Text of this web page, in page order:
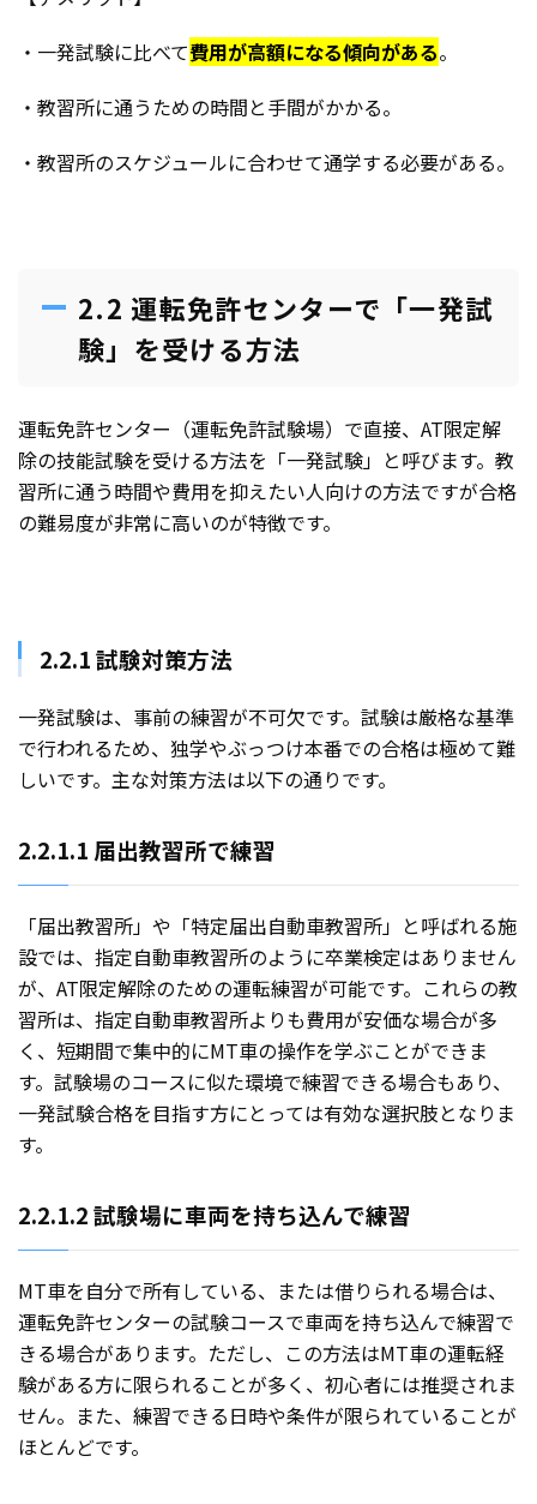
・一発試験に比べて費用が高額になる傾向がある。
・教習所に通うための時間と手間がかかる。
・教習所のスケジュールに合わせて通学する必要がある。
2.2 運転免許センターで「一発試
験」を受ける方法
運転免許センター（運転免許試験場）で直接、AT限定解
除の技能試験を受ける方法を「一発試験」と呼びます。教
習所に通う時間や費用を抑えたい人向けの方法ですが合格
の難易度が非常に高いのが特徴です。
2.2.1 試験対策方法
一発試験は、事前の練習が不可欠です。試験は厳格な基準
で行われるため、独学やぶっつけ本番での合格は極めて難
しいです。主な対策方法は以下の通りです。
2.2.1.1 届出教習所で練習
「届出教習所」や「特定届出自動車教習所」と呼ばれる施
設では、指定自動車教習所のように卒業検定はありません
が、AT限定解除のための運転練習が可能です。これらの教
習所は、指定自動車教習所よりも費用が安価な場合が多
く、短期間で集中的にMT車の操作を学ぶことができま
す。試験場のコースに似た環境で練習できる場合もあり、
一発試験合格を目指す方にとっては有効な選択肢となりま
す。
2.2.1.2 試験場に車両を持ち込んで練習
MT車を自分で所有している、または借りられる場合は、
運転免許センターの試験コースで車両を持ち込んで練習で
きる場合があります。ただし、この方法はMT車の運転経
験がある方に限られることが多く、初心者には推奨されま
せん。また、練習できる日時や条件が限られていることが
ほとんどです。